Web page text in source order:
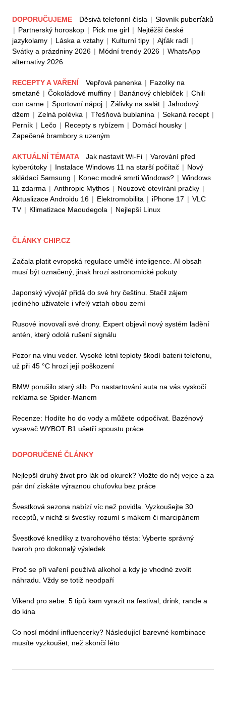
DOPORUČUJEME Děsivá telefonní čísla | Slovník puberťáků
| Partnerský horoskop | Pick me girl | Nejtěžší české
jazykolamy | Láska a vztahy | Kulturní tipy | Ajťák radí |
Svátky a prázdniny 2026 | Módní trendy 2026 | WhatsApp
alternativy 2026
RECEPTY A VAŘENÍ Vepřová panenka | Fazolky na
smetaně | Čokoládové muffiny | Banánový chlebíček | Chili
con carne | Sportovní nápoj | Zálivky na salát | Jahodový
džem | Zelná polévka | Třešňová bublanina | Sekaná recept |
Perník | Lečo | Recepty s rybízem | Domácí housky |
Zapečené brambory s uzeným
AKTUÁLNÍ TÉMATA Jak nastavit Wi-Fi | Varování před
kyberútoky | Instalace Windows 11 na starší počítač | Nový
skládací Samsung | Konec modré smrti Windows? | Windows
11 zdarma | Anthropic Mythos | Nouzové otevírání pračky |
Aktualizace Androidu 16 | Elektromobilita | iPhone 17 | VLC
TV | Klimatizace Maoudegola | Nejlepší Linux
ČLÁNKY CHIP.CZ
Začala platit evropská regulace umělé inteligence. AI obsah
musí být označený, jinak hrozí astronomické pokuty
Japonský vývojář přidá do své hry češtinu. Stačil zájem
jediného uživatele i vřelý vztah obou zemí
Rusové inovovali své drony. Expert objevil nový systém ladění
antén, který odolá rušení signálu
Pozor na vlnu veder. Vysoké letní teploty škodí baterii telefonu,
už při 45 °C hrozí její poškození
BMW porušilo starý slib. Po nastartování auta na vás vyskočí
reklama se Spider-Manem
Recenze: Hodíte ho do vody a můžete odpočívat. Bazénový
vysavač WYBOT B1 ušetří spoustu práce
DOPORUČENÉ ČLÁNKY
Nejlepší druhý život pro lák od okurek? Vložte do něj vejce a za
pár dní získáte výraznou chuťovku bez práce
Švestková sezona nabízí víc než povidla. Vyzkoušejte 30
receptů, v nichž si švestky rozumí s mákem či marcipánem
Švestkové knedlíky z tvarohového těsta: Vyberte správný
tvaroh pro dokonalý výsledek
Proč se při vaření používá alkohol a kdy je vhodné zvolit
náhradu. Vždy se totiž neodpaří
Víkend pro sebe: 5 tipů kam vyrazit na festival, drink, rande a
do kina
Co nosí módní influencerky? Následující barevné kombinace
musíte vyzkoušet, než skončí léto